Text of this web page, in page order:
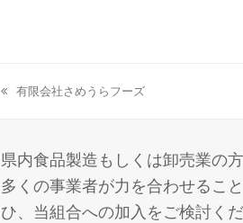
previous
有限会社さめうらフーズ
県内食品製造もしくは卸売業の
多くの事業者が力を合わせるこ
ひ、当組合への加入をご検討くだ